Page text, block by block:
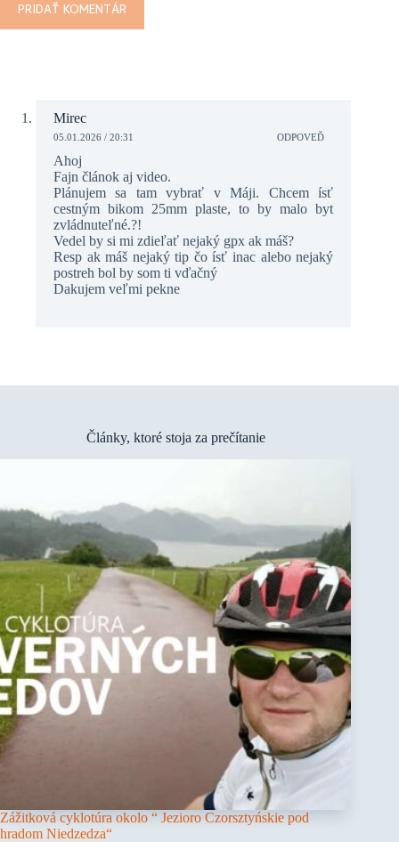
PRIDAŤ KOMENTÁR
Mirec
05.01.2026 / 20:31 ODPOVEĎ
Ahoj
Fajn článok aj video.
Plánujem sa tam vybrať v Máji. Chcem ísť
cestným bikom 25mm plaste, to by malo byt
zvládnuteľné.?!
Vedel by si mi zdieľať nejaký gpx ak máš?
Resp ak máš nejaký tip čo ísť inac alebo nejaký
postreh bol by som ti vďačný
Dakujem veľmi pekne
Články, ktoré stoja za prečítanie
Zážitková cyklotúra okolo “ Jezioro Czorsztyńskie pod
hradom Niedzedza“